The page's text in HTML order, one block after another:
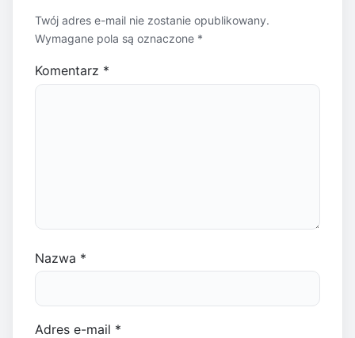
Twój adres e-mail nie zostanie opublikowany.
Wymagane pola są oznaczone *
Komentarz *
Nazwa *
Adres e-mail *